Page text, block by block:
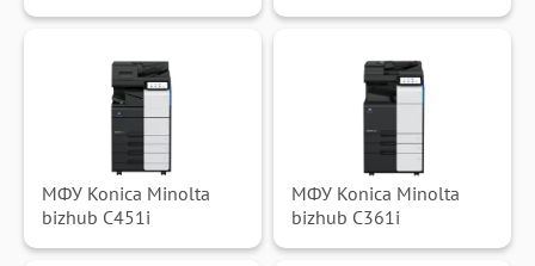
МФУ Konica Minolta
bizhub C451i
МФУ Konica Minolta
bizhub C361i